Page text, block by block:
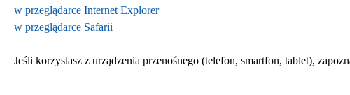
w przeglądarce Internet Explorer
w przeglądarce Safarii
Jeśli korzystasz z urządzenia przenośnego (telefon, smartfon, tablet),